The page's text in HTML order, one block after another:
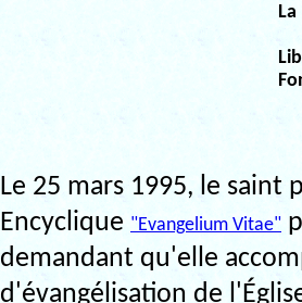
Le 25 mars 1995, le saint
Encyclique "Evangelium Vitae"
demandant qu'elle
d'évangélisation de